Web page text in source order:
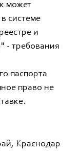
может
системе
и
- требования
паспорта
право не
Краснодар